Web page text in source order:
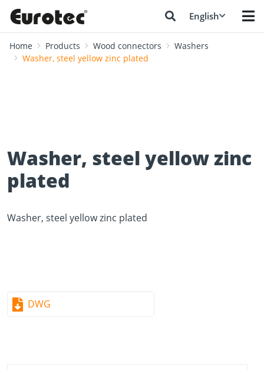
English
Home Products Wood connectors
Washers
Washer, steel yellow zinc plated
Washer, steel yellow zinc
plated
Washer, steel yellow zinc plated
DWG